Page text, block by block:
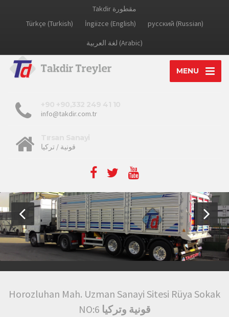
Takdir مقطورة
Türkçe (Turkish)
İngiizce (English) русский (Russian)
لغة العربية (Arabic)
MENU
info@takdir.com.tr
قونية / تركيا
Horozluhan Mah. Uzman Sanayi Sitesi Rüya Sokak
NO:6 قونية وتركيا